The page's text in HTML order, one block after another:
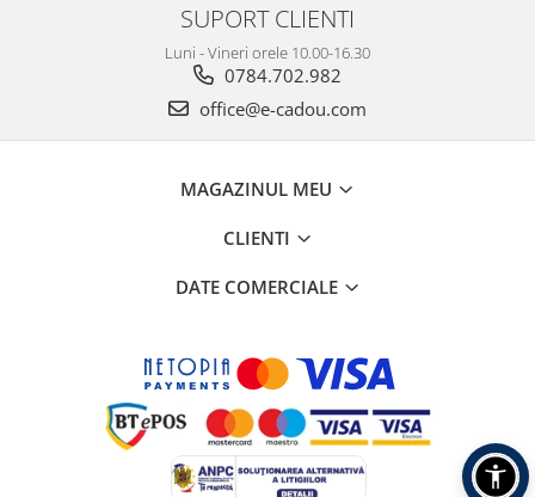
SUPORT CLIENTI
Luni - Vineri orele 10.00-16.30
0784.702.982
office@e-cadou.com
MAGAZINUL MEU
CLIENTI
DATE COMERCIALE